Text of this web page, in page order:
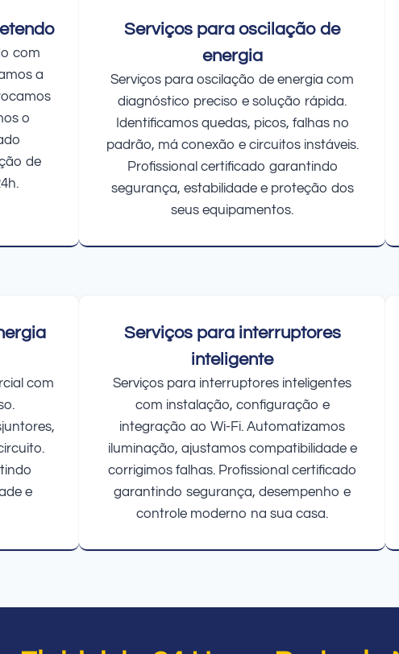
com
a
o
de
Serviços para oscilação de
energia
Serviços para oscilação de energia com
diagnóstico preciso e solução rápida.
Identificamos quedas, picos, falhas no
padrão, má conexão e circuitos instáveis.
Profissional certificado garantindo
segurança, estabilidade e proteção dos
seus equipamentos.
com
e
Serviços para interruptores
inteligente
Serviços para interruptores inteligentes
com instalação, configuração e
integração ao Wi-Fi. Automatizamos
iluminação, ajustamos compatibilidade e
corrigimos falhas. Profissional certificado
garantindo segurança, desempenho e
controle moderno na sua casa.